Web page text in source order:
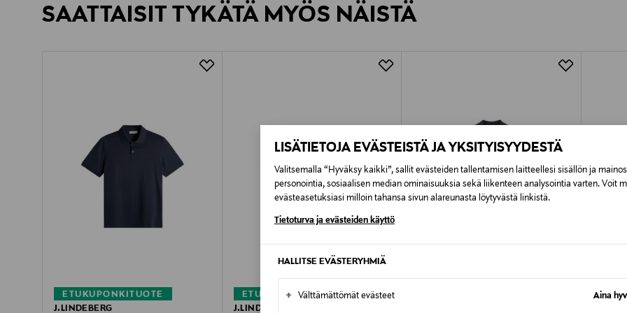
LISÄTIETOJA EVÄSTEISTÄ JA YKSITYISYYDESTÄ
Valitsemalla “Hyväksy kaikki”, sallit evästeiden tallentamisen laitteellesi sisällön ja
personointia, sosiaalisen median ominaisuuksia sekä liikenteen analysointia varten. Voit
evästeasetuksiasi milloin tahansa sivun alareunasta löytyvästä linkistä.
Tietoturva ja evästeiden käyttö
HALLITSE EVÄSTERYHMIÄ
+ Välttämättömät evästeet Aina
Kotiinkuljetus
Pikatoimitus Wolt Alk. 6,90 €, kun toimitus on
LUE TARKEMMAT PALAUTUSOHJEET
SAATTAISIT TYKÄTÄ MYÖS NÄISTÄ
ETUKUPONKITUOTE
J.LINDEBERG
ETUKUPONKITUOTE
J.LINDEBERG
ALE